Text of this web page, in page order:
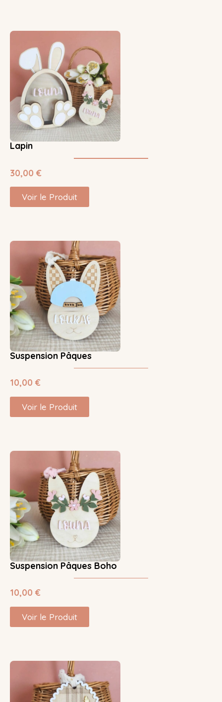
Lapin
30,00 €
Voir le Produit
Suspension Pâques
10,00 €
Voir le Produit
Suspension Pâques Boho
10,00 €
Voir le Produit